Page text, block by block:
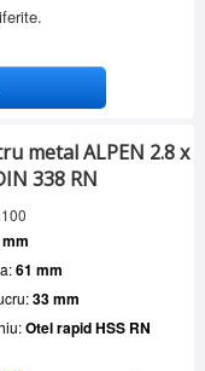
metal ALPEN 2.8 x
338 RN
61 mm
33 mm
Otel rapid HSS RN